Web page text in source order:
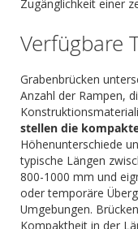
Zugänglichkeit einer
Verfügbare
Grabenbrücken
Anzahl der Rampen,
stellen die
Höhenunterschiede
typische Längen
800-1000 mm und
oder temporäre
Umgebungen.
Kompaktheit in der